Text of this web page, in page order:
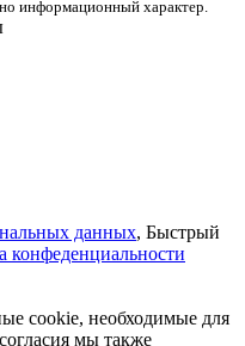
информационный характер.
данных, Быстрый
конфеденциальности
cookie, необходимые для
мы также